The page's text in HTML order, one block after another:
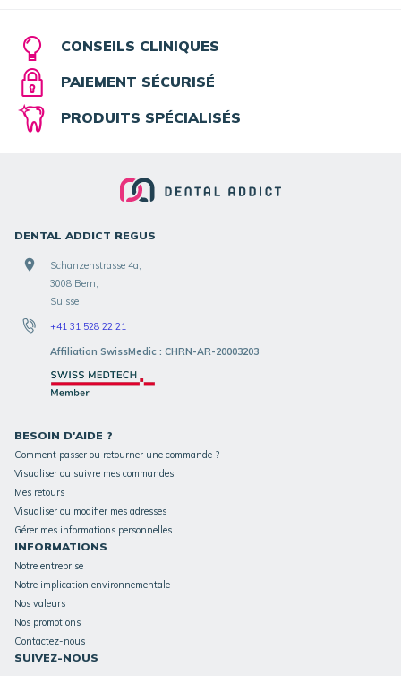
CONSEILS CLINIQUES
PAIEMENT SÉCURISÉ
PRODUITS SPÉCIALISÉS
DENTAL ADDICT REGUS
Schanzenstrasse 4a,
3008 Bern,
Suisse
+41 31 528 22 21
Affiliation SwissMedic : CHRN-AR-20003203
BESOIN D'AIDE ?
Comment passer ou retourner une commande ?
Visualiser ou suivre mes commandes
Mes retours
Visualiser ou modifier mes adresses
Gérer mes informations personnelles
INFORMATIONS
Notre entreprise
Notre implication environnementale
Nos valeurs
Nos promotions
Contactez-nous
SUIVEZ-NOUS